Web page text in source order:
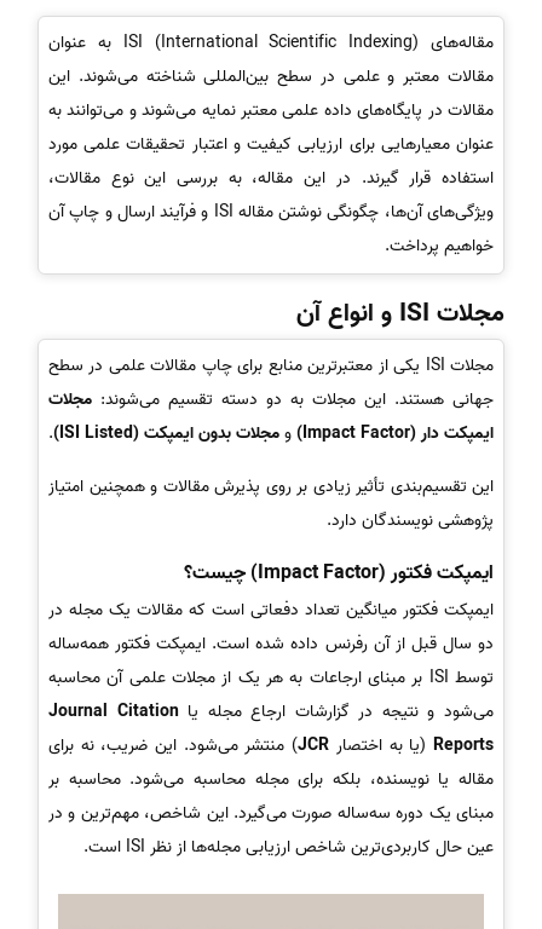
مقاله‌های ISI (International Scientific Indexing) به عنوان
مقالات معتبر و علمی در سطح بین‌المللی شناخته می‌شوند. این
مقالات در پایگاه‌های داده علمی معتبر نمایه می‌شوند و می‌توانند به
عنوان معیارهایی برای ارزیابی کیفیت و اعتبار تحقیقات علمی مورد
استفاده قرار گیرند. در این مقاله، به بررسی این نوع مقالات،
ویژگی‌های آن‌ها، چگونگی نوشتن مقاله ISI و فرآیند ارسال و چاپ آن
خواهیم پرداخت.
مجلات ISI و انواع آن
مجلات ISI یکی از معتبرترین منابع برای چاپ مقالات علمی در سطح
جهانی هستند. این مجلات به دو دسته تقسیم می‌شوند: مجلات
ایمپکت دار (Impact Factor)
ومجلات بدون ایمپکت (ISI Listed)
.
این تقسیم‌بندی تأثیر زیادی بر روی پذیرش مقالات و همچنین امتیاز
پژوهشی نویسندگان دارد.
ایمپکت فکتور (Impact Factor) چیست؟
ایمپکت فکتور میانگین تعداد دفعاتی است که مقالات یک مجله در
دو سال قبل از آن رفرنس داده شده است. ایمپکت فکتور همه‌ساله
توسط ISI بر مبنای ارجاعات به هر یک از مجلات علمی آن محاسبه
می‌شود و نتیجه در گزارشات ارجاع مجله یاJournal Citation
Reports(یا به اختصار JCR) منتشر می‌شود. این ضریب، نه برای
مقاله یا نویسنده، بلکه برای مجله محاسبه می‌شود. محاسبه بر
مبنای یک دوره سه‌ساله صورت می‌گیرد. این شاخص، مهم‌ترین و در
عین حال کاربردی‌ترین شاخص ارزیابی مجله‌ها از نظر ISI است.